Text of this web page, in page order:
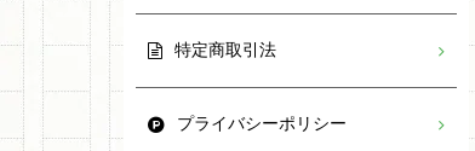
特定商取引法
プライバシーポリシー